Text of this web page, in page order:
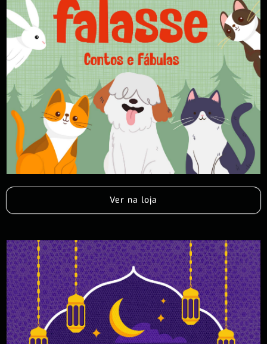
Ver na loja